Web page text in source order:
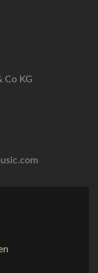
Co KG